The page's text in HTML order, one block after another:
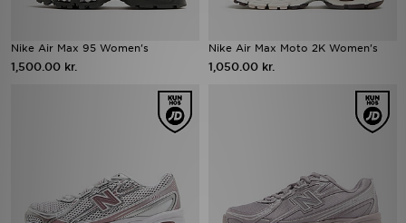
Nike Air Max 95 Women's
1,500.00 kr.
Nike Air Max Moto 2K Women's
1,050.00 kr.